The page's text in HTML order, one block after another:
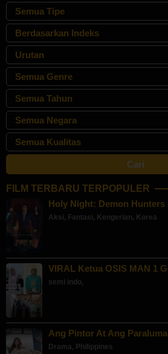
FILM TERBARU TERPOPULER
Holy Night: Demon Hunters
Aksi, Fantasi, Kengerian, Korea
VIRAL Ketua OSIS MAN 1
semi indo,
Ang Pintor At Ang
Drama, Philippines